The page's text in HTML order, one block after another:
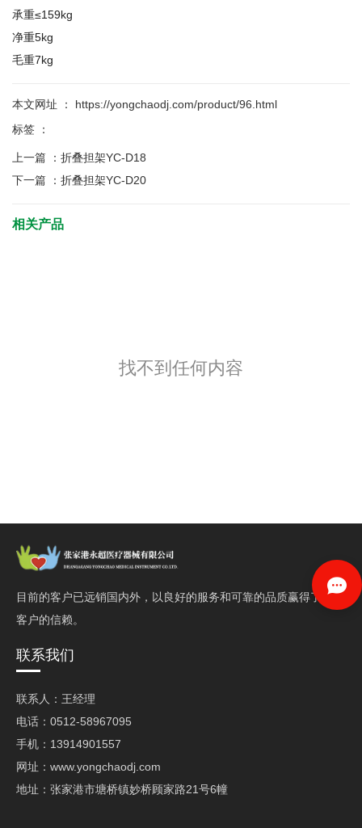
承重≤159kg
净重5kg
毛重7kg
本文网址 ： https://yongchaodj.com/product/96.html
标签 ：
上一篇 ： 折叠担架YC-D18
下一篇 ： 折叠担架YC-D20
相关产品
找不到任何内容
目前的客户已远销国内外，以良好的服务和可靠的品质赢得了
客户的信赖。
联系我们
联系人：王经理
电话：0512-58967095
手机：13914901557
网址：www.yongchaodj.com
地址：张家港市塘桥镇妙桥顾家路21号6幢